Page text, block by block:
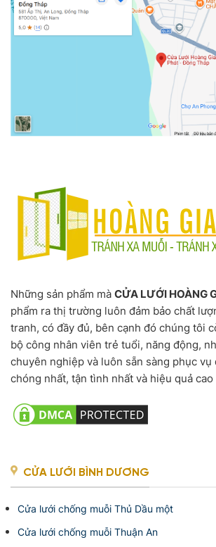
Những sản phẩm mà CỬA LƯỚI HOÀNG
phẩm ra thị trường luôn đảm bảo chất
tranh, có đầy đủ, bên cạnh đó chúng tôi
bộ công nhân viên trẻ tuổi, năng động,
chuyên nghiệp và luôn sẵn sàng phục vụ
chóng nhất, tận tình nhất và hiệu quả cao
CỬA LƯỚI BÌNH DƯƠNG
Cửa lưới chống muỗi Thủ Dầu một
Cửa lưới chống muỗi Thuận An